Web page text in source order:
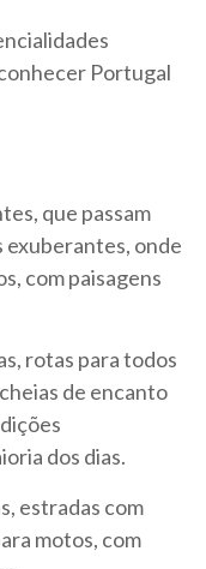
Portugal
que passam
exuberantes, onde
com paisagens
rotas para todos
de encanto
dos dias.
estradas com
motos, com